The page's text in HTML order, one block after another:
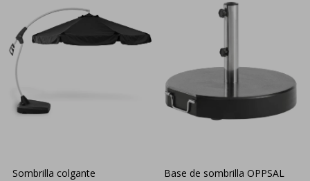
Sombrilla colgante
Base de sombrilla OPPSAL